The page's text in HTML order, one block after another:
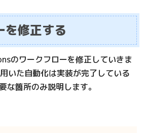
を修正する
のワークフローを修正していきま
いた自動化は実装が完了している
な箇所のみ説明します。